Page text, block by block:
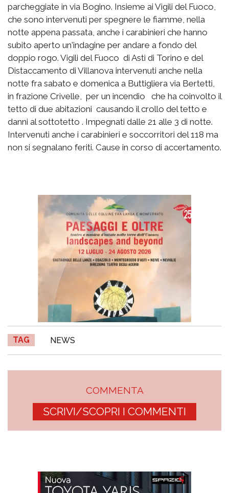
parcheggiate in via Bogino. Insieme ai Vigili del Fuoco,
che sono intervenuti per spegnere le fiamme, nella
notte appena passata, anche i carabinieri che hanno
subito aperto un'indagine per andare a fondo del
doppio rogo. Vigili del Fuoco di Asti di Torino e del
Distaccamento di Villanova intervenuti anche nella
notte fra sabato e domenica a Buttigliera via Bertetti,
in frazione Crivelle, per un incendio che ha coinvolto il
tetto di due abitazioni causando il crollo del tetto e
danni al sottotetto . Impegnati dalle 21 alle 3 di notte.
Intervenuti anche i carabinieri e soccorritori del 118 ma
non si segnalano feriti. Cause in corso di accertamento.
TAG NEWS
COMMENTA
SCRIVI/SCOPRI I COMMENTI